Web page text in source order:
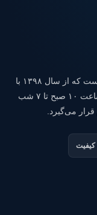
دوتز یک موسسه تحقیقاتی و آموزشی معتبر است که از سال ۱۳۹۸ با
حضور اساتید برتر و تیم متخصص، روزانه از ساعت ۱۰ صبح تا ۷ شب
قرار می‌گیرد.